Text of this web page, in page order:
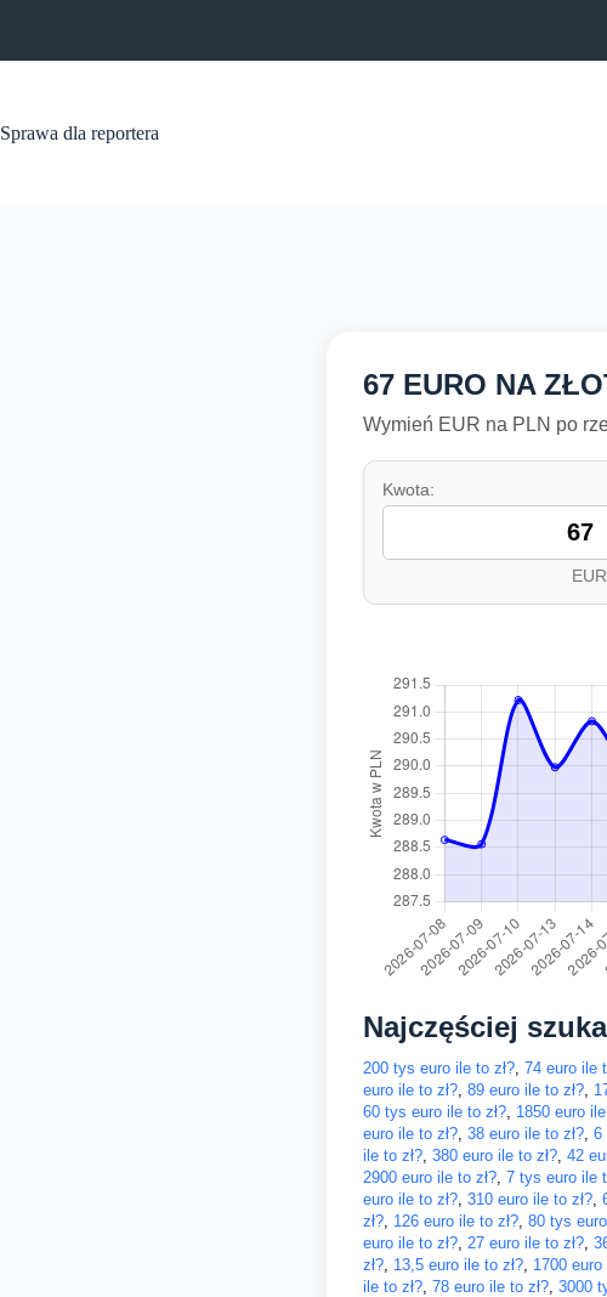
Sprawa dla reportera
67 EURO NA
Wymień EUR na PLN po
Kwota:
EUR
Najczęściej
200 tys euro ile to zł?, 74 euro ile
euro ile to zł?, 89 euro ile to zł?,
60 tys euro ile to zł?, 1850 euro
euro ile to zł?, 38 euro ile to zł?, 6
ile to zł?, 380 euro ile to zł?, 42
2900 euro ile to zł?, 7 tys euro ile
euro ile to zł?, 310 euro ile to zł?,
zł?, 126 euro ile to zł?, 80 tys
euro ile to zł?, 27 euro ile to zł?,
zł?, 13,5 euro ile to zł?, 1700 euro
ile to zł?, 78 euro ile to zł?, 3000